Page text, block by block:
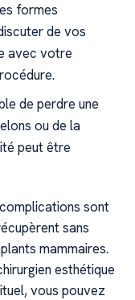
formes
de vos
avec votre
de perdre une
ou de la
peut être
sont
sans
mammaires.
esthétique
vous pouvez